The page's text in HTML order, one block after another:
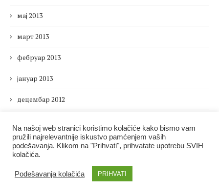
мај 2013
март 2013
фебруар 2013
јануар 2013
децембар 2012
октобар 2012
Na našoj web stranici koristimo kolačiće kako bismo vam
pružili najrelevantnije iskustvo pamćenjem vaših
podešavanja. Klikom na "Prihvati", prihvatate upotrebu SVIH
kolačića.
Podešavanja kolačića PRIHVATI